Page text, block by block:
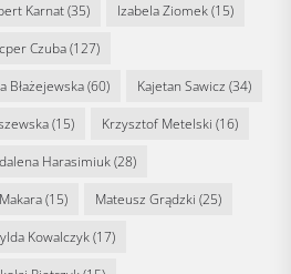
Karnat(35) Izabela Ziomek(15)
Czuba(127)
Błażejewska(60) Kajetan Sawicz (34)
(15) Krzysztof Metelski (16)
Harasimiuk(28)
(15) Mateusz Grądzki (25)
Kowalczyk(17)